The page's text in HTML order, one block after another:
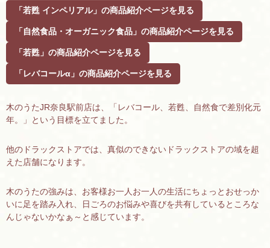
「若甦 インペリアル」の商品紹介ページを見る
「自然食品・オーガニック食品」の商品紹介ページを見る
「若甦」の商品紹介ページを見る
「レバコールα」の商品紹介ページを見る
木のうたJR奈良駅前店は、「レバコール、若甦、自然食で差別化元
年。」という目標を立てました。
他のドラックストアでは、真似のできないドラックストアの域を超
えた店舗になります。
木のうたの強みは、お客様お一人お一人の生活にちょっとおせっか
いに足を踏み入れ、日ごろのお悩みや喜びを共有しているところな
んじゃないかなぁ～と感じています。